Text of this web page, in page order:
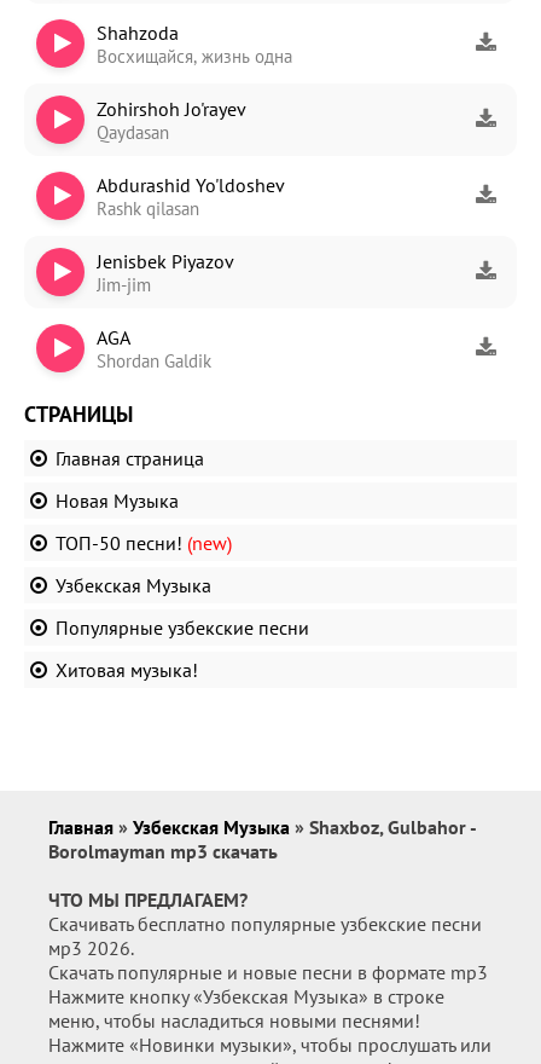
Shahzoda
Восхищайся, жизнь одна
Zohirshoh Jo'rayev
Qaydasan
Abdurashid Yo'ldoshev
Rashk qilasan
Jenisbek Piyazov
Jim-jim
AGA
Shordan Galdik
СТРАНИЦЫ
Главная страница
Новая Музыка
ТОП-50 песни! (new)
Узбекская Музыка
Популярные узбекские песни
Хитовая музыка!
Главная » Узбекская Музыка » Shaxboz, Gulbahor -
Borolmayman mp3 скачать
ЧТО МЫ ПРЕДЛАГАЕМ?
Скачивать бесплатно популярные узбекские песни
мр3 2026.
Скачать популярные и новые песни в формате mp3
Нажмите кнопку «Узбекская Музыка» в строке
меню, чтобы насладиться новыми песнями!
Нажмите «Новинки музыки», чтобы прослушать или